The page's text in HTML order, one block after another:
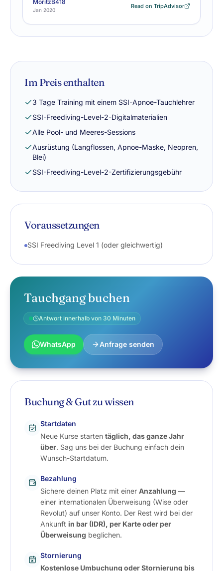
MoritzB418
Jan 2020
Read on TripAdvisor
Im Preis enthalten
3 Tage Training mit einem SSI-Apnoe-Tauchlehrer
SSI-Freediving-Level-2-Digitalmaterialien
Alle Pool- und Meeres-Sessions
Ausrüstung (Langflossen, Apnoe-Maske, Neopren,
Blei)
SSI-Freediving-Level-2-Zertifizierungsgebühr
Voraussetzungen
SSI Freediving Level 1 (oder gleichwertig)
Tauchgang buchen
Antwort innerhalb von 30 Minuten
WhatsApp Anfrage senden
Buchung & Gut zu wissen
Startdaten
Neue Kurse starten täglich, das ganze Jahr
über. Sag uns bei der Buchung einfach dein
Wunsch-Startdatum.
Bezahlung
Sichere deinen Platz mit einer Anzahlung —
einer internationalen Überweisung (Wise oder
Revolut) auf unser Konto. Der Rest wird bei der
Ankunft in bar (IDR), per Karte oder per
Überweisung beglichen.
Stornierung
Kostenlose Umbuchung oder Stornierung bis